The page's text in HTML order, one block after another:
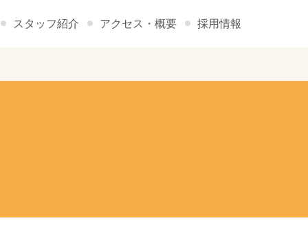
スタッフ紹介 アクセス・概要 採用情報